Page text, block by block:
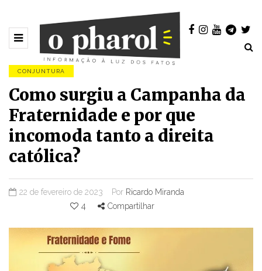
CONJUNTURA
Como surgiu a Campanha da
Fraternidade e por que
incomoda tanto a direita
católica?
22 de fevereiro de 2023 Por Ricardo Miranda
4
Compartilhar